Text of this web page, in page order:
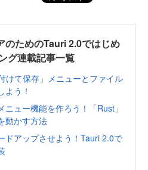
のためのTauri 2.0ではじめ
グ連載記事一覧
けて保存」メニューとファイル
よう！
ュー機能を作ろう！「Rust」
動かす方法
ドアップさせよう！Tauri 2.0で